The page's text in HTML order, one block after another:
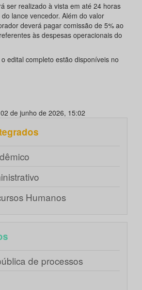
ser realizado à vista em até 24 horas
lance vencedor. Além do valor
deverá pagar comissão de 5% ao
às despesas operacionais do
edital completo estão disponíveis no
de junho de 2026, 15:02
Humanos
de processos